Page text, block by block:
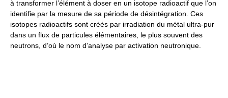
à transformer l’élément à doser en un isotope radioactif que l’on
identifie par la mesure de sa période de désintégration. Ces
isotopes radioactifs sont créés par irradiation du métal ultra-pur
dans un flux de particules élémentaires, le plus souvent des
neutrons, d’où le nom d’analyse par activation neutronique.